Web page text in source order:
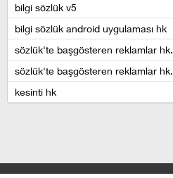
bilgi sözlük v5
bilgi sözlük android uygulaması hk
sözlük'te başgösteren reklamlar hk.
sözlük'te başgösteren reklamlar hk.
kesinti hk